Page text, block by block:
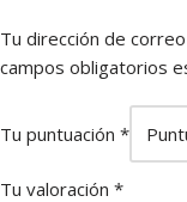
Tu dirección de
campos obligatorios
Tu puntuación *
Tu valoración *